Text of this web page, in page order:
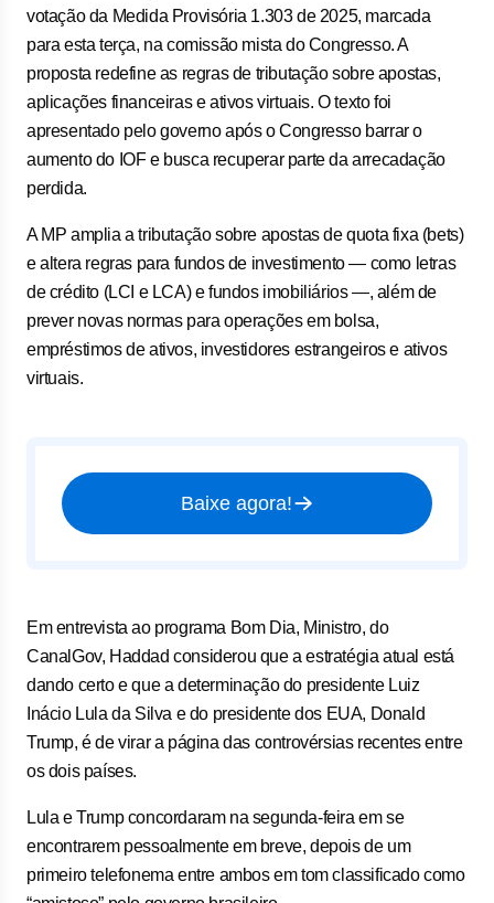
votação da Medida Provisória 1.303 de 2025, marcada
para esta terça, na comissão mista do Congresso. A
proposta redefine as regras de tributação sobre apostas,
aplicações financeiras e ativos virtuais. O texto foi
apresentado pelo governo após o Congresso barrar o
aumento do IOF e busca recuperar parte da arrecadação
perdida.
A MP amplia a tributação sobre apostas de quota fixa (bets)
e altera regras para fundos de investimento — como letras
de crédito (LCI e LCA) e fundos imobiliários —, além de
prever novas normas para operações em bolsa,
empréstimos de ativos, investidores estrangeiros e ativos
virtuais.
Baixe agora!
Em entrevista ao programa Bom Dia, Ministro, do
CanalGov, Haddad considerou que a estratégia atual está
dando certo e que a determinação do presidente Luiz
Inácio Lula da Silva e do presidente dos EUA, Donald
Trump, é de virar a página das controvérsias recentes entre
os dois países.
Lula e Trump concordaram na segunda-feira em se
encontrarem pessoalmente em breve, depois de um
primeiro telefonema entre ambos em tom classificado como